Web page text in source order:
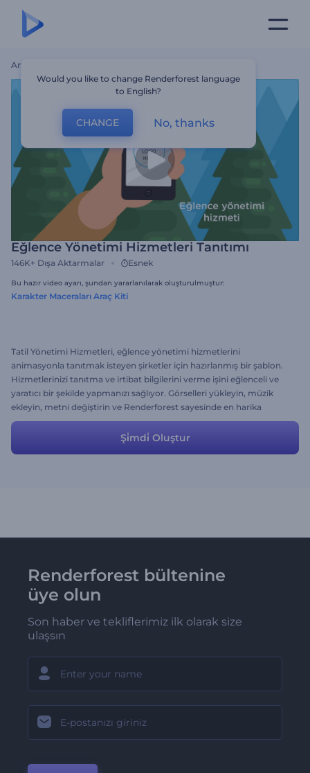
Ana Sayfa
Eğlence Yönetimi Hizmetleri Tanıtımı
146K+ Dışa Aktarmalar Esnek
Bu hazır video ayarı, şundan yararlanılarak oluşturulmuştur:
Karakter Maceraları Araç Kiti
Tatil Yönetimi Hizmetleri, eğlence yönetimi hizmetlerini
animasyonla tanıtmak isteyen şirketler için hazırlanmış bir şablon.
Hizmetlerinizi tanıtma ve irtibat bilgilerini verme işini eğlenceli ve
yaratıcı bir şekilde yapmanızı sağlıyor. Görselleri yükleyin, müzik
ekleyin, metni değiştirin ve Renderforest sayesinde en harika
projelerinizi oluşturun.
Şi̇mdi̇ Oluştur
Renderforest bültenine
üye olun
Son haber ve tekliflerimiz ilk olarak size
ulaşsın
Would you like to change Renderforest language
to English?
CHANGE No, thanks